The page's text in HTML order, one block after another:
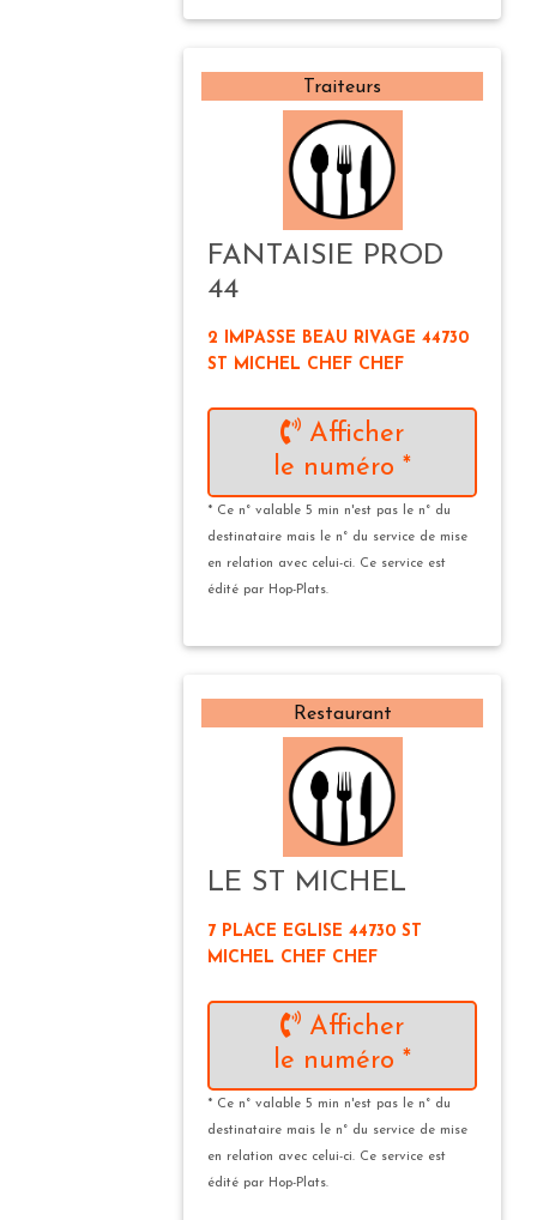
Traiteurs
FANTAISIE PROD
44
2 IMPASSE BEAU RIVAGE 44730
ST MICHEL CHEF CHEF
Afficher
le numéro *
* Ce n° valable 5 min n'est pas le n° du
destinataire mais le n° du service de mise
en relation avec celui-ci. Ce service est
édité par Hop-Plats.
Restaurant
LE ST MICHEL
7 PLACE EGLISE 44730 ST
MICHEL CHEF CHEF
Afficher
le numéro *
* Ce n° valable 5 min n'est pas le n° du
destinataire mais le n° du service de mise
en relation avec celui-ci. Ce service est
édité par Hop-Plats.